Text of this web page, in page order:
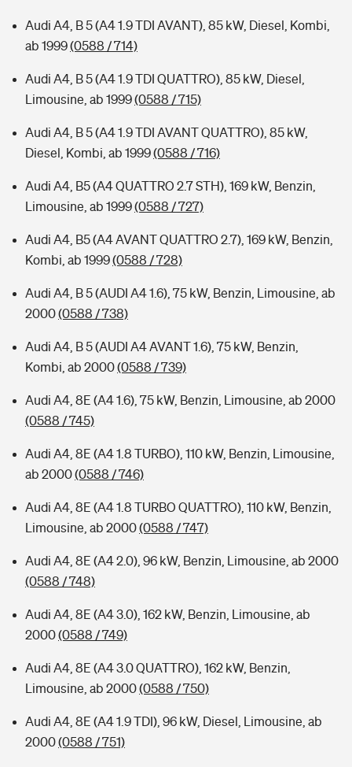
Audi A4, B 5 (A4 1.9 TDI AVANT), 85 kW, Diesel, Kombi,
ab 1999(0588 / 714)
Audi A4, B 5 (A4 1.9 TDI QUATTRO), 85 kW, Diesel,
Limousine, ab 1999(0588 / 715)
Audi A4, B 5 (A4 1.9 TDI AVANT QUATTRO), 85 kW,
Diesel, Kombi, ab 1999(0588 / 716)
Audi A4, B5 (A4 QUATTRO 2.7 STH), 169 kW, Benzin,
Limousine, ab 1999(0588 / 727)
Audi A4, B5 (A4 AVANT QUATTRO 2.7), 169 kW, Benzin,
Kombi, ab 1999(0588 / 728)
Audi A4, B 5 (AUDI A4 1.6), 75 kW, Benzin, Limousine, ab
2000(0588 / 738)
Audi A4, B 5 (AUDI A4 AVANT 1.6), 75 kW, Benzin,
Kombi, ab 2000(0588 / 739)
Audi A4, 8E (A4 1.6), 75 kW, Benzin, Limousine, ab 2000
(0588 / 745)
Audi A4, 8E (A4 1.8 TURBO), 110 kW, Benzin, Limousine,
ab 2000(0588 / 746)
Audi A4, 8E (A4 1.8 TURBO QUATTRO), 110 kW, Benzin,
Limousine, ab 2000(0588 / 747)
Audi A4, 8E (A4 2.0), 96 kW, Benzin, Limousine, ab 2000
(0588 / 748)
Audi A4, 8E (A4 3.0), 162 kW, Benzin, Limousine, ab
2000(0588 / 749)
Audi A4, 8E (A4 3.0 QUATTRO), 162 kW, Benzin,
Limousine, ab 2000(0588 / 750)
Audi A4, 8E (A4 1.9 TDI), 96 kW, Diesel, Limousine, ab
2000(0588 / 751)